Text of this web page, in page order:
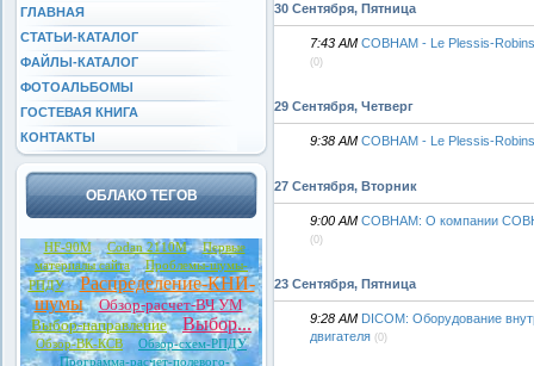
ГЛАВНАЯ
СТАТЬИ-КАТАЛОГ
ФАЙЛЫ-КАТАЛОГ
ФОТОАЛЬБОМЫ
ГОСТЕВАЯ КНИГА
КОНТАКТЫ
ОБЛАКО ТЕГОВ
HF-90M Codan 2110M
Первые
материалы сайта
Проблемы-шумы-
РПДУ
Распределение-КНИ-
шумы
Обзор-расчет-ВЧ УМ
Выбор-направление
Выбор...
Обзор-ВК-КСВ
Обзор-схем-РПДУ
Программа-расчет-полевого-
30 Сентября, Пятница
7:43 AM COBHAM - Le Plessis-
(0)
29 Сентября, Четверг
9:38 AM COBHAM - Le Plessis-
27 Сентября, Вторник
9:00 AM COBHAM: О компании
(0)
23 Сентября, Пятница
9:28 AM DICOM: Оборудование
двигателя (0)